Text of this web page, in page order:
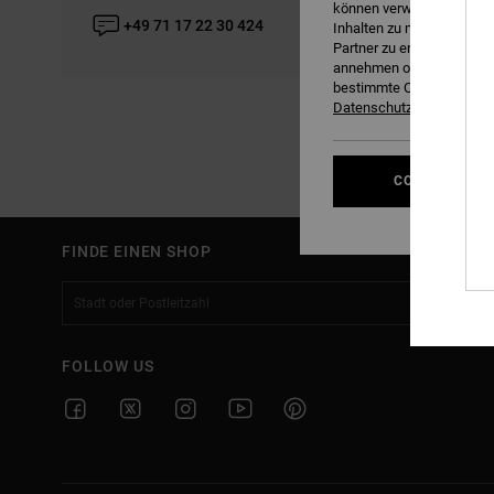
+49 71 17 22 30 424
Mi :
Do :
Fr :
Sa :
FINDE EINEN SHOP
FOLLOW US
können verwendet
Inhalten zu messen, um
Partner zu entwickeln
annehmen oder
bestimmte Cookies zur
Datenschutzrichtlinie
COOKIES